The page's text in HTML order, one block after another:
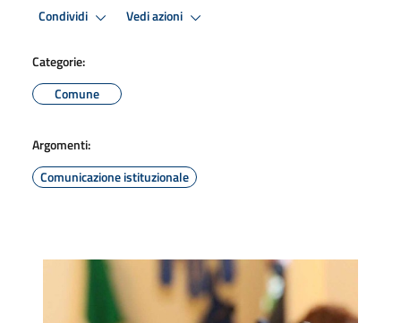
Condividi Vedi azioni
Categorie:
Comune
Argomenti:
Comunicazione istituzionale